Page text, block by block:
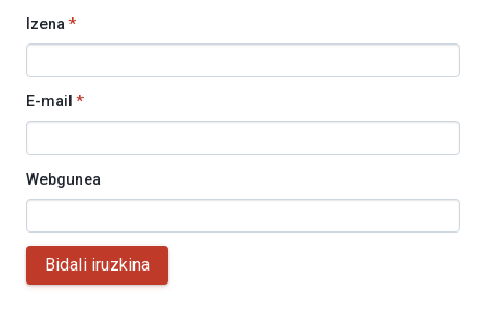
Izena *
E-mail *
Webgunea
Bidali iruzkina